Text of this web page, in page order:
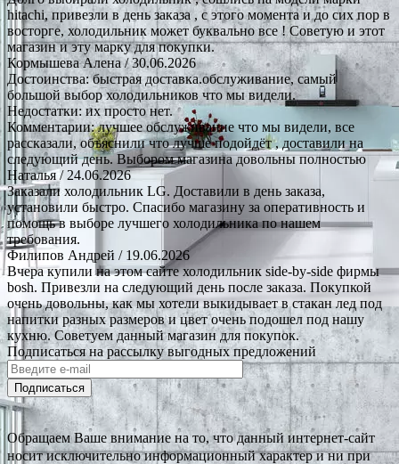
hitachi, привезли в день заказа , с этого момента и до сих пор в
восторге, холодильник может буквально все ! Советую и этот
магазин и эту марку для покупки.
Кормышева Алена/ 30.06.2026
Достоинства: быстрая доставка.обслуживание, самый
большой выбор холодильников что мы видели.
Недостатки: их просто нет.
Комментарии: лучшее обслуживание что мы видели, все
рассказали, объяснили что лучше подойдёт , доставили на
следующий день. Выбором магазина довольны полностью
Наталья / 24.06.2026
Заказали холодильник LG. Доставили в день заказа,
установили быстро. Спасибо магазину за оперативность и
помощь в выборе лучшего холодильника по нашем
требования.
Филипов Андрей / 19.06.2026
Вчера купили на этом сайте холодильник side-by-side фирмы
bosh. Привезли на следующий день после заказа. Покупкой
очень довольны, как мы хотели выкидывает в стакан лед под
напитки разных размеров и цвет очень подошел под нашу
кухню. Советуем данный магазин для покупок.
Подписаться на рассылку выгодных предложений
Подписаться
Обращаем Ваше внимание на то, что данный интернет-сайт
носит исключительно информационный характер и ни при